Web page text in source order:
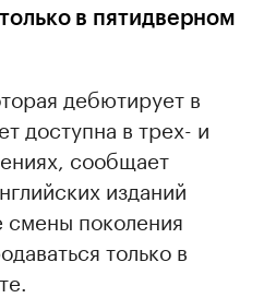
в пятидверном
дебютирует в
доступна в трех- и
сообщает
изданий
поколения
только в